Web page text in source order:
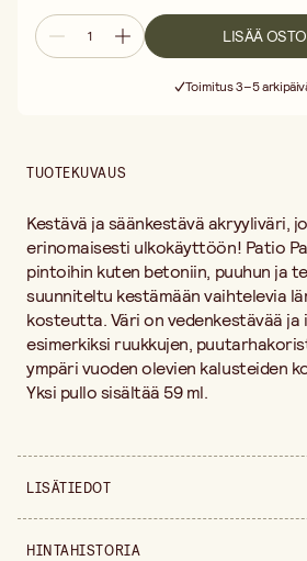
LISÄÄ
Toimitus 3–5
TUOTEKUVAUS
Kestävä ja säänkestävä akryyliväri,
erinomaisesti ulkokäyttöön! Patio
pintoihin kuten betoniin, puuhun ja
suunniteltu kestämään vaihtelevia
kosteutta. Väri on vedenkestävää ja
esimerkiksi ruukkujen,
ympäri vuoden olevien kalusteiden
Yksi pullo sisältää 59 ml.
LISÄTIEDOT
Pakkausmäärä
HINTAHISTORIA